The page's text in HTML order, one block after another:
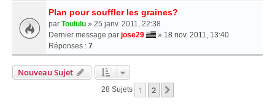
Plan pour souffler les graines?
par Toululu » 25 janv. 2011, 22:38
Dernier message par jose29 » 18 nov. 2011, 13:40
Réponses : 7
Nouveau Sujet
28 Sujets 1 2